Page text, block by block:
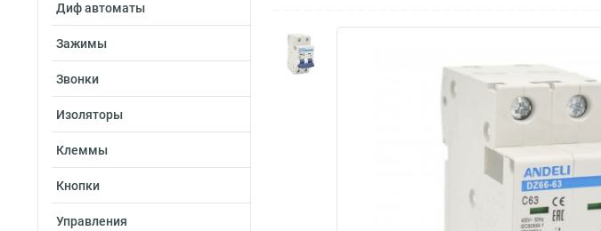
Диф автоматы
Зажимы
Звонки
Изоляторы
Клеммы
Кнопки
Управления